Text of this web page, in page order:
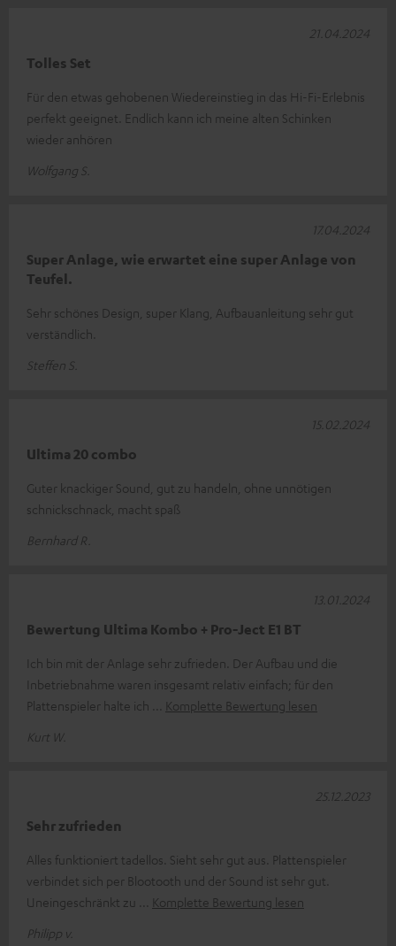
Tolles Set
Für den etwas gehobenen Wiedereinstieg in das Hi-Fi-Erlebnis
perfekt geeignet. Endlich kann ich meine alten Schinken
wieder anhören
Wolfgang S.
21.04.2024
Super Anlage, wie erwartet eine super Anlage von
Teufel.
Sehr schönes Design, super Klang, Aufbauanleitung sehr gut
verständlich.
Steffen S.
17.04.2024
Ultima 20 combo
Guter knackiger Sound, gut zu handeln, ohne unnötigen
schnickschnack, macht spaß
Bernhard R.
15.02.2024
Bewertung Ultima Kombo + Pro-Ject E1 BT
Ich bin mit der Anlage sehr zufrieden. Der Aufbau und die
Inbetriebnahme waren insgesamt relativ einfach; für den
Plattenspieler halte ich
Komplette Bewertung lesen
Kurt W.
13.01.2024
Sehr zufrieden
Alles funktioniert tadellos. Sieht sehr gut aus. Plattenspieler
verbindet sich per Blootooth und der Sound ist sehr gut.
Uneingeschränkt zu
Komplette Bewertung lesen
Philipp v.
25.12.2023